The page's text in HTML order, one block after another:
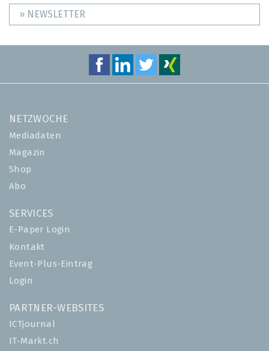
» NEWSLETTER
NETZWOCHE
Mediadaten
Magazin
Shop
Abo
SERVICES
E-Paper Login
Kontakt
Event-Plus-Eintrag
Login
PARTNER-WEBSITES
ICTjournal
IT-Markt.ch